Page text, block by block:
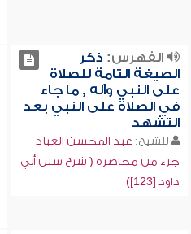
الفهرس: ذكر
الصيغة التامة للصلاة
على النبي وآله , ما جاء
في الصلاة على النبي بعد
التشهد
للشيخ: عبد المحسن العباد
جزء من محاضرة ( شرح سنن أبي
داود [123])